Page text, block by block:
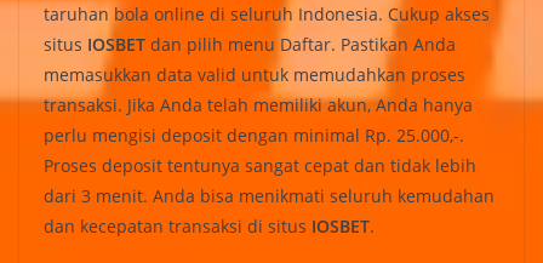
taruhan bola online di seluruh Indonesia. Cukup akses
situs IOSBET dan pilih menu Daftar. Pastikan Anda
memasukkan data valid untuk memudahkan proses
transaksi. Jika Anda telah memiliki akun, Anda hanya
perlu mengisi deposit dengan minimal Rp. 25.000,-.
Proses deposit tentunya sangat cepat dan tidak lebih
dari 3 menit. Anda bisa menikmati seluruh kemudahan
dan kecepatan transaksi di situs IOSBET.